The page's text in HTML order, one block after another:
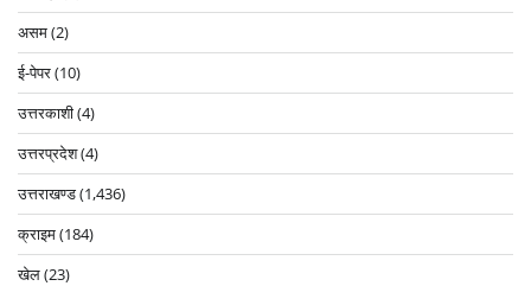
असम(2)
ई-पेपर(10)
उत्तरकाशी(4)
उत्तरप्रदेश(4)
उत्तराखण्ड(1,436)
क्राइम(184)
खेल(23)